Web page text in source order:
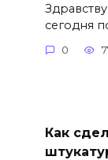
сегодня
0
Как